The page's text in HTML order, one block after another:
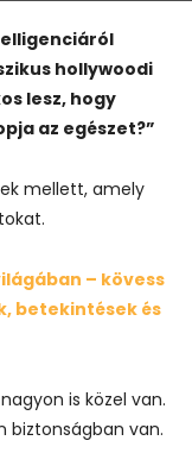
hollywoodi
lesz, hogy
az egészet?”
mellett, amely
– kövess
betekintések és
is közel van.
biztonságban van.